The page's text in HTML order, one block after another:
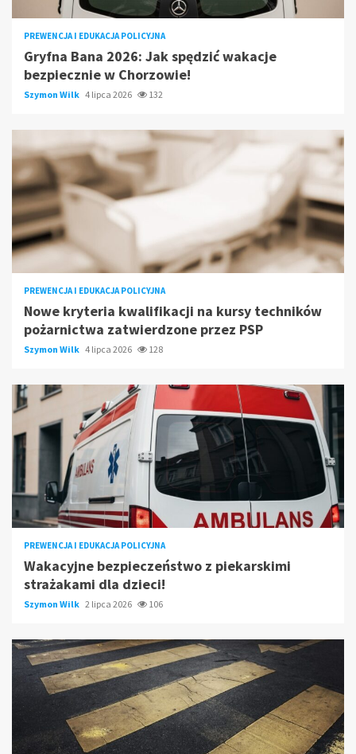
PREWENCJA I EDUKACJA POLICYJNA
Gryfna Bana 2026: Jak spędzić wakacje
bezpiecznie w Chorzowie!
Szymon Wilk 4 lipca 2026 132
PREWENCJA I EDUKACJA POLICYJNA
Nowe kryteria kwalifikacji na kursy techników
pożarnictwa zatwierdzone przez PSP
Szymon Wilk 4 lipca 2026 128
PREWENCJA I EDUKACJA POLICYJNA
Wakacyjne bezpieczeństwo z piekarskimi
strażakami dla dzieci!
Szymon Wilk 2 lipca 2026 106